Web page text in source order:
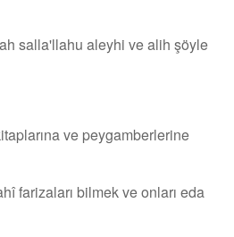
salla'llahu aleyhi ve alih şöyle
ve peygamberlerine
farizaları bilmek ve onları eda